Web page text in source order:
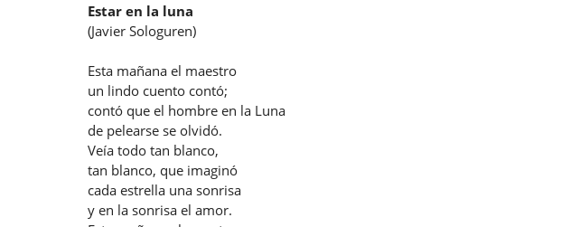
Estar en la luna
(Javier Sologuren)
Esta mañana el maestro
un lindo cuento contó;
contó que el hombre en la Luna
de pelearse se olvidó.
Veía todo tan blanco,
tan blanco, que imaginó
cada estrella una sonrisa
y en la sonrisa el amor.